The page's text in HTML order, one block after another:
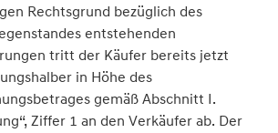
Rechtsgrund bezüglich des
entstehenden
tritt der Käufer bereits jetzt
in Höhe des
gemäß Abschnitt I.
Ziffer 1 an den Verkäufer ab. Der